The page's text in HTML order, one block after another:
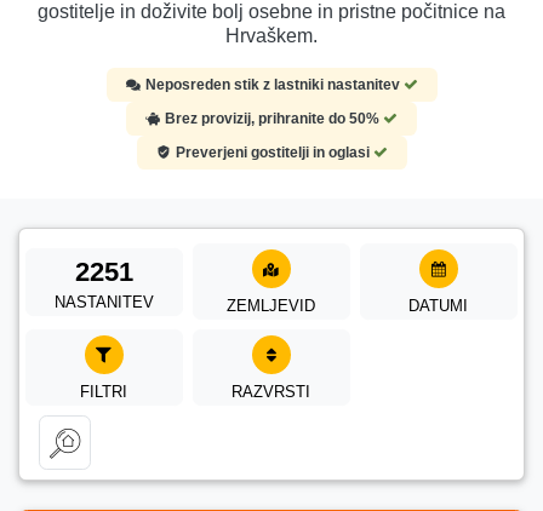
gostitelje in doživite bolj osebne in pristne počitnice na
Hrvaškem.
Neposreden stik z lastniki nastanitev
Brez provizij, prihranite do 50%
Preverjeni gostitelji in oglasi
2251
NASTANITEV ZEMLJEVID DATUMI
FILTRI RAZVRSTI